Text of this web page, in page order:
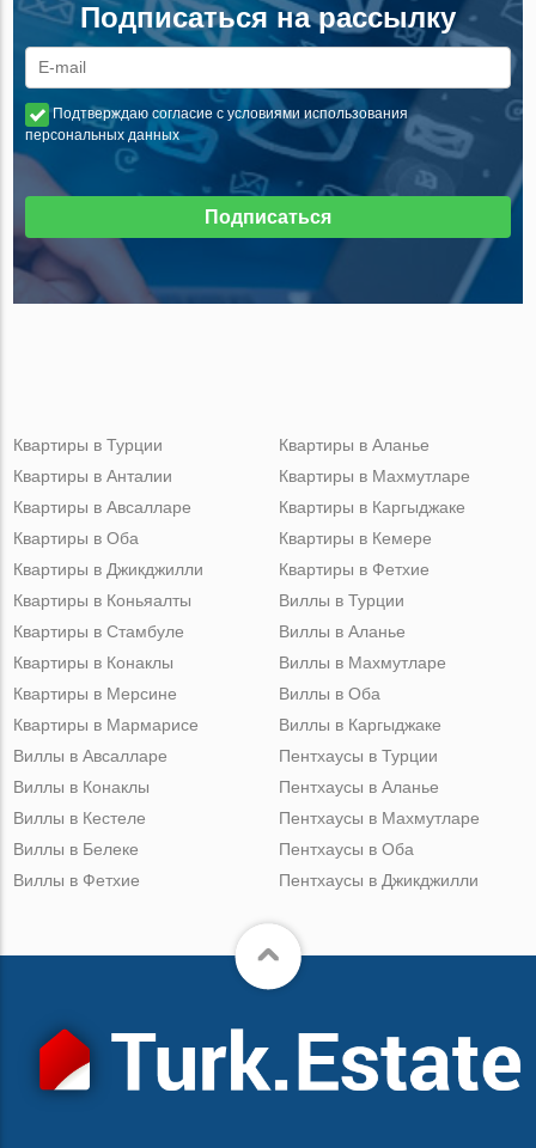
Подписаться на рассылку
Подтверждаю согласие с условиями использования
персональных данных
Подписаться
Квартиры в Турции
Квартиры в Анталии
Квартиры в Авсалларе
Квартиры в Оба
Квартиры в Джикджилли
Квартиры в Аланье
Квартиры в Махмутларе
Квартиры в Каргыджаке
Квартиры в Кемере
Квартиры в Фетхие
Квартиры в Коньяалты
Квартиры в Стамбуле
Квартиры в Конаклы
Квартиры в Мерсине
Квартиры в Мармарисе
Виллы в Турции
Виллы в Аланье
Виллы в Махмутларе
Виллы в Оба
Виллы в Каргыджаке
Виллы в Авсалларе
Виллы в Конаклы
Виллы в Кестеле
Виллы в Белеке
Виллы в Фетхие
Пентхаусы в Турции
Пентхаусы в Аланье
Пентхаусы в Махмутларе
Пентхаусы в Оба
Пентхаусы в Джикджилли